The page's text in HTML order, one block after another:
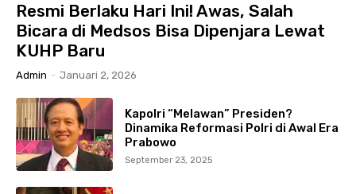
Resmi Berlaku Hari Ini! Awas, Salah
Bicara di Medsos Bisa Dipenjara Lewat
KUHP Baru
Admin - Januari 2, 2026
Kapolri “Melawan” Presiden?
Dinamika Reformasi Polri di Awal Era
Prabowo
September 23, 2025